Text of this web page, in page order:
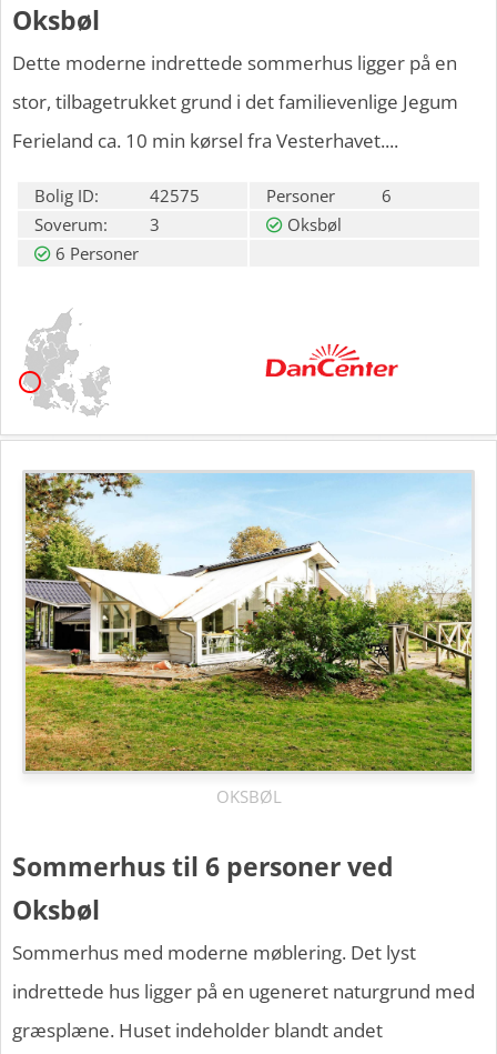
Oksbøl
Dette moderne indrettede sommerhus ligger på en
stor, tilbagetrukket grund i det familievenlige Jegum
Ferieland ca. 10 min kørsel fra Vesterhavet....
Bolig ID: 42575 Personer
6
Soverum:
3
Oksbøl
6 Personer
OKSBØL
Sommerhus til 6 personer ved
Oksbøl
Sommerhus med moderne møblering. Det lyst
indrettede hus ligger på en ugeneret naturgrund med
græsplæne. Huset indeholder blandt andet